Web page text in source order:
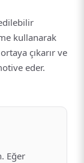
kullanarak
çıkarır ve
eder.
Eğer